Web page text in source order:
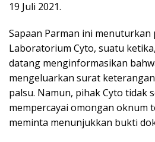
19 Juli 2021.
Sapaan Parman ini menuturkan
Laboratorium Cyto, suatu
datang menginformasikan
mengeluarkan surat
palsu. Namun, pihak Cyto tidak
mempercayai omongan oknum
meminta menunjukkan bukti